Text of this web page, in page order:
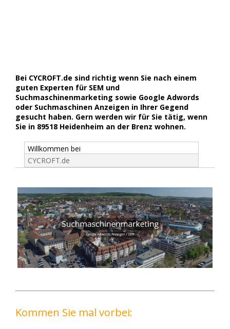
Bei CYCROFT.de sind richtig wenn Sie nach einem
guten Experten für SEM und
Suchmaschinenmarketing sowie Google Adwords
oder Suchmaschinen Anzeigen in Ihrer Gegend
gesucht haben. Gern werden wir für Sie tätig, wenn
Sie in 89518 Heidenheim an der Brenz wohnen.
Willkommen bei
CYCROFT.de
Kommen Sie mal vorbei: